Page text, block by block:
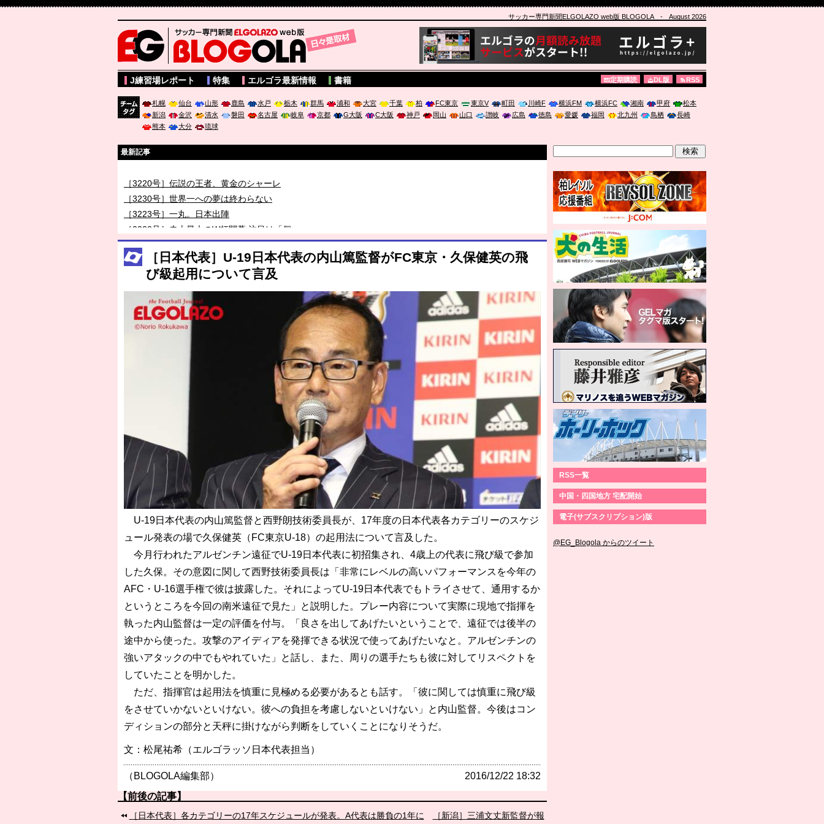
サッカー専門新聞ELGOLAZO web版 BLOGOLA- August 2026
サッカー専門新聞ELGOLAZO web版 BLOGOLA
J練習場レポート 特集 エルゴラ最新情報 書籍 定期購読 DL版 RSS
札幌 仙台 山形 鹿島 水戸 栃木 群馬 浦和 大宮 千葉 柏 FC東京 東京V 町田 川崎F 横浜FM 横浜FC 湘南 甲府
松本
新潟
金沢 清水 磐田 名古屋 岐阜 京都 G大阪 C大阪 神戸 岡山 山口 讃岐 広島 徳島 愛媛 福岡 北九州 鳥栖
長崎
熊本
大分 琉球
最新記事
［3220号］伝説の王者、黄金のシャーレ
［3230号］世界一への夢は終わらない
［3223号］一丸。日本出陣
［3222号］史上最大のW杯開幕 注目は「個」
長谷川 アーリアジャスールさんがシンポジウム「気候変動から命を守る ～エネルギー危機時代の猛暑対策～」に登壇
［日本代表］U-19日本代表の内山篤監督がFC東京・久保健英の飛
び級起用について言及
U-19日本代表の内山篤監督と西野朗技術委員長が、17年度の日本代表各カテゴリーのスケジ
ュール発表の場で久保健英（FC東京U-18）の起用法について言及した。
今月行われたアルゼンチン遠征でU-19日本代表に初招集され、4歳上の代表に飛び級で参加
した久保。その意図に関して西野技術委員長は「非常にレベルの高いパフォーマンスを今年の
AFC・U-16選手権で彼は披露した。それによってU-19日本代表でもトライさせて、通用するか
というところを今回の南米遠征で見た」と説明した。プレー内容について実際に現地で指揮を
執った内山監督は一定の評価を付与。「良さを出してあげたいということで、遠征では後半の
途中から使った。攻撃のアイディアを発揮できる状況で使ってあげたいなと。アルゼンチンの
強いアタックの中でもやれていた」と話し、また、周りの選手たちも彼に対してリスペクトを
していたことを明かした。
ただ、指揮官は起用法を慎重に見極める必要があるとも話す。「彼に関しては慎重に飛び級
をさせていかないといけない。彼への負担を考慮しないといけない」と内山監督。今後はコン
ディションの部分と天秤に掛けながら判断をしていくことになりそうだ。
文：松尾祐希（エルゴラッソ日本代表担当）
（BLOGOLA編集部） 2016/12/22 18:32
【前後の記事】
［日本代表］各カテゴリーの17年スケジュールが発表。A代表は勝負の1年に
［新潟］三浦文丈新監督が報
RSS一覧
中国・四国地方 宅配開始
電子(サブスクリプション)版
@EG_Blogola からのツイート